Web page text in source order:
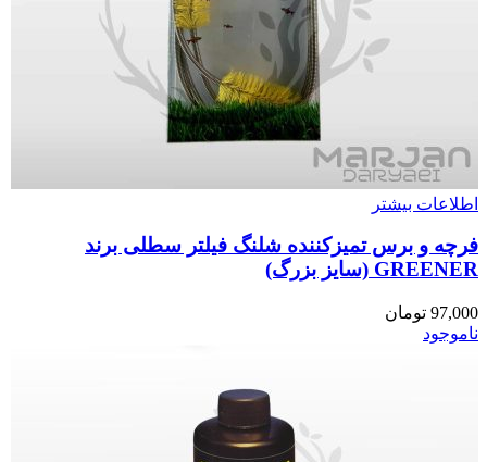
اطلاعات بیشتر
فرچه و برس تمیزکننده شلنگ فیلتر سطلی برند
GREENER (سایز بزرگ)
97,000 تومان
ناموجود